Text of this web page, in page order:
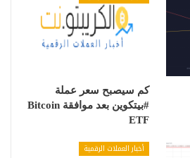
كم سيصبح سعر عملة
#بيتكوين بعد موافقة Bitcoin
ETF
أخبار العملات الرقمية